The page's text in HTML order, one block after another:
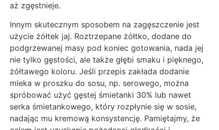
aż zgęstnieje.
Innym skutecznym sposobem na zagęszczenie jest
użycie żółtek jaj. Roztrzepane żółtko, dodane do
podgrzewanej masy pod koniec gotowania, nada jej
nie tylko gęstości, ale także głębi smaku i pięknego,
żółtawego koloru. Jeśli przepis zakłada dodanie
mleka w proszku do sosu, np. serowego, można
spróbować użyć gęstej śmietanki 30% lub nawet
serka śmietankowego, który rozpłynie się w sosie,
nadając mu kremową konsystencję. Pamiętajmy, że